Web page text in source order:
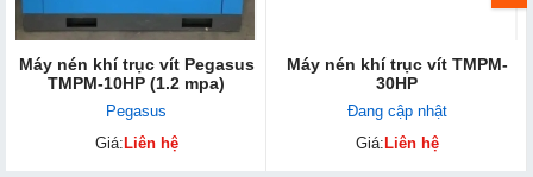
Máy nén khí trục vít Pegasus
TMPM-10HP (1.2 mpa)
Pegasus
Giá: Liên hệ
Máy nén khí trục vít TMPM-
30HP
Đang cập nhật
Giá: Liên hệ